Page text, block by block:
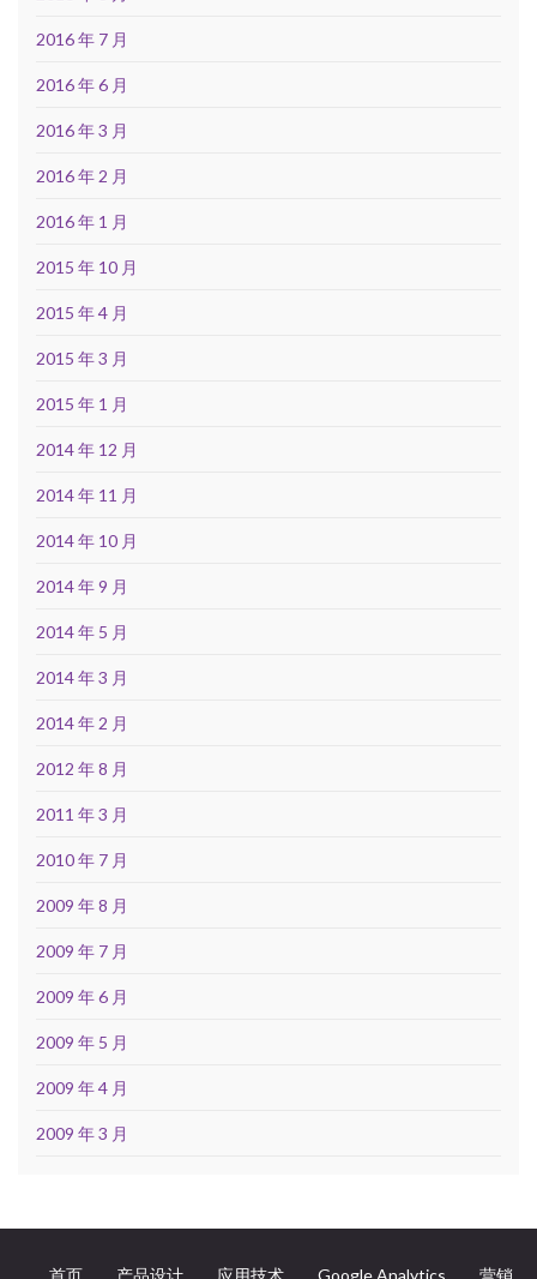
2016 年 7 月
2016 年 6 月
2016 年 3 月
2016 年 2 月
2016 年 1 月
2015 年 10 月
2015 年 4 月
2015 年 3 月
2015 年 1 月
2014 年 12 月
2014 年 11 月
2014 年 10 月
2014 年 9 月
2014 年 5 月
2014 年 3 月
2014 年 2 月
2012 年 8 月
2011 年 3 月
2010 年 7 月
2009 年 8 月
2009 年 7 月
2009 年 6 月
2009 年 5 月
2009 年 4 月
2009 年 3 月